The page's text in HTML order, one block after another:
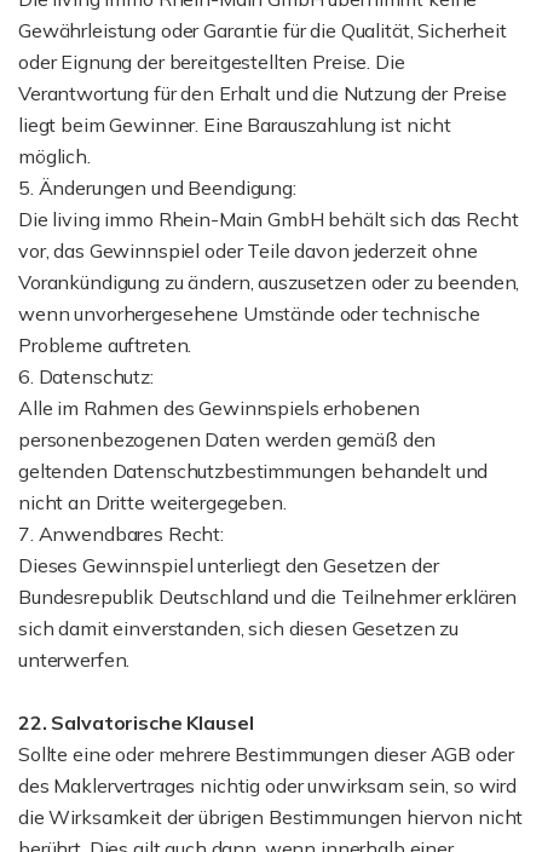
Gewährleistung oder Garantie für die Qualität, Sicherheit
oder Eignung der bereitgestellten Preise. Die
Verantwortung für den Erhalt und die Nutzung der Preise
liegt beim Gewinner. Eine Barauszahlung ist nicht
möglich.
5. Änderungen und Beendigung:
Die living immo Rhein-Main GmbH behält sich das Recht
vor, das Gewinnspiel oder Teile davon jederzeit ohne
Vorankündigung zu ändern, auszusetzen oder zu beenden,
wenn unvorhergesehene Umstände oder technische
Probleme auftreten.
6. Datenschutz:
Alle im Rahmen des Gewinnspiels erhobenen
personenbezogenen Daten werden gemäß den
geltenden Datenschutzbestimmungen behandelt und
nicht an Dritte weitergegeben.
7. Anwendbares Recht:
Dieses Gewinnspiel unterliegt den Gesetzen der
Bundesrepublik Deutschland und die Teilnehmer erklären
sich damit einverstanden, sich diesen Gesetzen zu
unterwerfen.
22. Salvatorische Klausel
Sollte eine oder mehrere Bestimmungen dieser AGB oder
des Maklervertrages nichtig oder unwirksam sein, so wird
die Wirksamkeit der übrigen Bestimmungen hiervon nicht